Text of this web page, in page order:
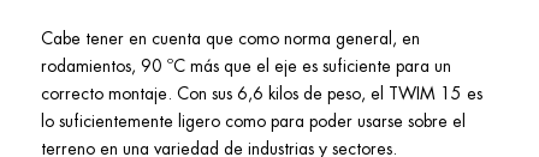
Cabe tener en cuenta que como norma general, en
rodamientos, 90 ºC más que el eje es suficiente para un
correcto montaje. Con sus 6,6 kilos de peso, el TWIM 15 es
lo suficientemente ligero como para poder usarse sobre el
terreno en una variedad de industrias y sectores.